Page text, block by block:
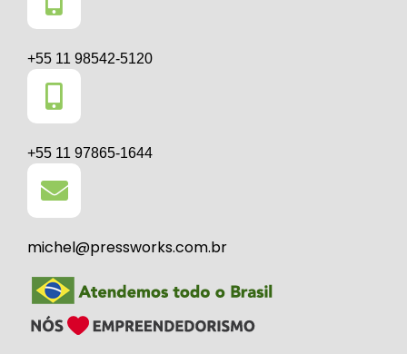
+55 11 98542-5120
+55 11 97865-1644
michel@pressworks.com.br